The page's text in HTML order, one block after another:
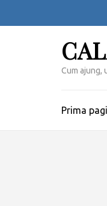
Cum ajung,
Prima